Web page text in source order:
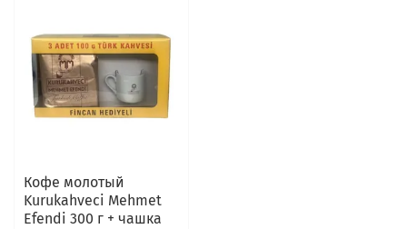
Кофе молотый
Kurukahveci Mehmet
Efendi 300 г + чашка